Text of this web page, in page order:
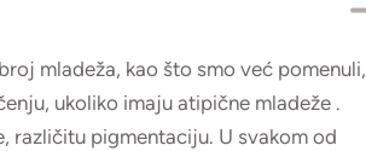
mladeža, kao što smo već pomenuli,
ukoliko imaju atipične mladeže .
različitu pigmentaciju. U svakom od